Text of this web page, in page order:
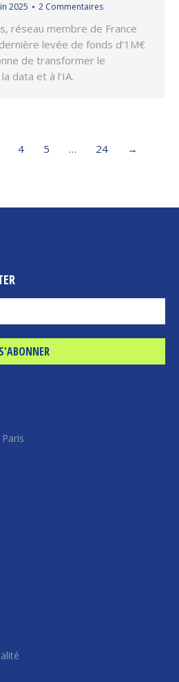
2025 2 Commentaires
réseau membre de France
levée de fonds d’1M€
de transformer le
data et à l’IA.
4 5 … 24 →